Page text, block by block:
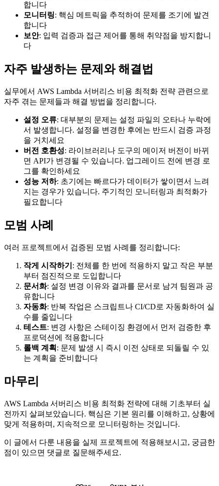
합니다
모니터링: 핵심 메트릭을 추적하여 문제를 조기에 발견
합니다
보안: 입력 검증과 접근 제어를 통해 취약점을 방지합니
다
자주 발생하는 문제와 해결법
실무에서 AWS Lambda 서버리스 비용 최적화 전략 관련으로
자주 겪는 문제들과 해결 방법을 정리합니다.
설정 오류: 대부분의 문제는 설정 파일의 오타나 누락에
서 발생합니다. 설정을 변경한 후에는 반드시 검증 과정
을 거치세요
버전 호환성: 라이브러리나 도구의 메이저 버전이 바뀌
면 API가 변경될 수 있습니다. 업그레이드 전에 변경 로
그를 확인하세요
성능 저하: 초기에는 빠르다가 데이터가 쌓이면서 느려
지는 경우가 있습니다. 주기적인 모니터링과 최적화가
필요합니다
모범 사례
여러 프로젝트에서 검증된 모범 사례를 정리합니다:
작게 시작하기 : 전체를 한 번에 적용하지 말고 작은 부분
부터 점진적으로 도입합니다
문서화: 설정 변경 이유와 결과를 문서로 남겨 팀원과 공
유합니다
자동화: 반복 작업은 스크립트나 CI/CD로 자동화하여 실
수를 줄입니다
테스트: 변경 사항은 스테이징 환경에서 먼저 검증한 후
프로덕션에 적용합니다
롤백 계획 : 문제 발생 시 즉시 이전 상태로 되돌릴 수 있
는 계획을 준비합니다
마무리
AWS Lambda 서버리스 비용 최적화 전략에 대해 기초부터 실
전까지 살펴보았습니다. 핵심은 기본 원리를 이해하고, 상황에
맞게 적용하며, 지속적으로 모니터링하는 것입니다.
이 글에서 다룬 내용을 실제 프로젝트에 적용해보시고, 궁금한
점이 있으면 댓글로 질문해주세요.